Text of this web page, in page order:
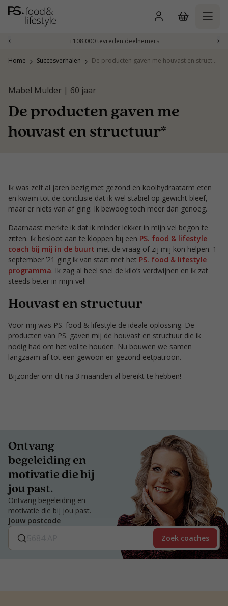
Naar
inhoud
‹ +108.000 tevreden deelnemers ›
Home Succesverhalen De producten gaven me houvast en structuur*
Mabel Mulder | 60 jaar
De producten gaven me
houvast en structuur*
Ik was zelf al jaren bezig met gezond en koolhydraatarm eten
en kwam tot de conclusie dat ik wel stabiel op gewicht bleef,
maar er niets van af ging. Ik bewoog toch meer dan genoeg.
Daarnaast merkte ik dat ik minder lekker in mijn vel begon te
zitten. Ik besloot aan te kloppen bij een PS. food & lifestyle
coach bij mij in de buurt met de vraag of zij mij kon helpen. 1
september ’21 ging ik van start met het PS. food & lifestyle
programma. Ik zag al heel snel de kilo’s verdwijnen en ik zat
steeds beter in mijn vel!
Houvast en structuur
Voor mij was PS. food & lifestyle de ideale oplossing. De
producten van PS. gaven mij de houvast en structuur die ik
nodig had om het vol te houden. Nu bouwen we samen
langzaam af tot een gewoon en gezond eetpatroon.
Bijzonder om dit na 3 maanden al bereikt te hebben!
Ontvang
begeleiding en
motivatie die bij
jou past.
Ontvang begeleiding en
motivatie die bij jou past.
Jouw postcode
Zoek coaches